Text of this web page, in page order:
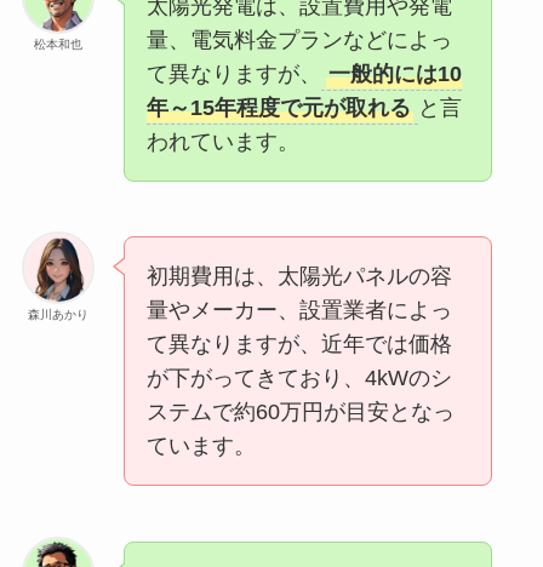
松本和也
太陽光発電は、設置費用や発電
量、電気料金プランなどによっ
て異なりますが、
一般的には10
年～15年程度で元が取れる と言
われています。
森川あかり
初期費用は、太陽光パネルの容
量やメーカー、設置業者によっ
て異なりますが、近年では価格
が下がってきており、4kWのシ
ステムで約60万円が目安となっ
ています。